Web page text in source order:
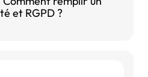
et RGPD ?